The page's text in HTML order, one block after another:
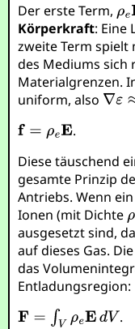
Der erste Term,
Körperkraft: Eine
zweite Term spielt
des Mediums sich
Materialgrenzen.
uniform, also
.
Diese täuschend
gesamte Prinzip
Antriebs. Wenn
Ionen (mit Dichte
ausgesetzt sind,
auf dieses Gas.
das
Entladungsregion:
.